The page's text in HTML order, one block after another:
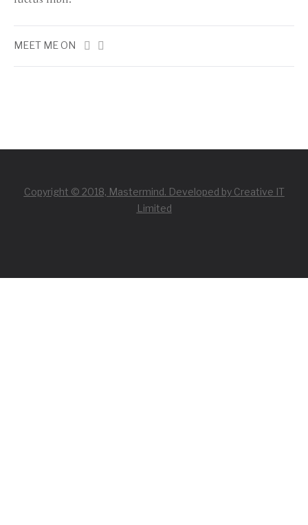
MEET ME ON
Copyright © 2018, Mastermind. Developed by Creative IT
Limited